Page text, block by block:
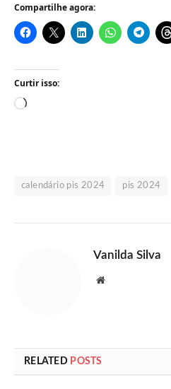
Compartilhe agora:
Curtir isso:
Carregando...
calendário pis 2024 pis 2024
Vanilda Silva
Website
RELATED POSTS